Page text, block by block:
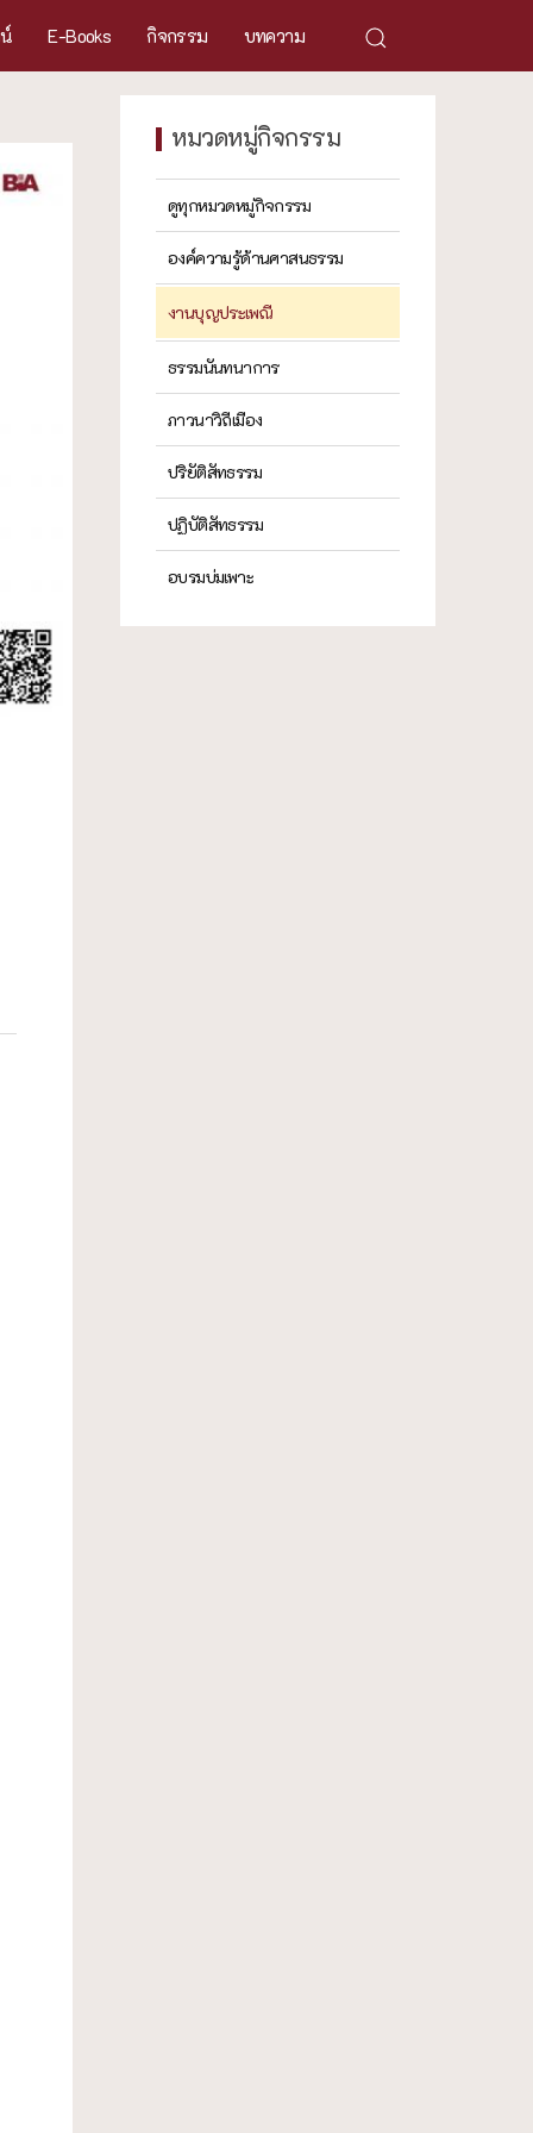
E-Books กิจกรรม บทความ
หมวดหมู่กิจกรรม
ดูทุกหมวดหมู่กิจกรรม
องค์ความรู้ด้านศาสนธรรม
งานบุญประเพณี
ธรรมนันทนาการ
ภาวนาวิถีเมือง
ปริยัติสัทธรรม
ปฏิบัติสัทธรรม
อบรมบ่มเพาะ